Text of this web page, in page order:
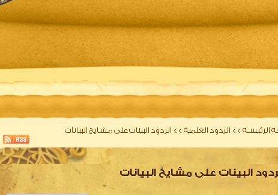
الشيخ المكتبة المقروءة المكتبة الصوتية
الرئيسـة >> الردود العلمية >> الردود البينات على مشايخ البيانات
البينات على مشايخ البيانات